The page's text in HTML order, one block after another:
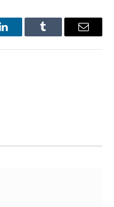
LinkedInTumblr Email